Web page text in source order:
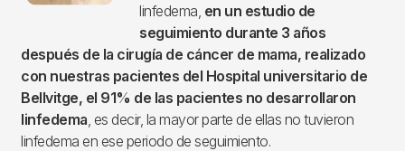
linfedema, en un estudio de
seguimiento durante 3 años
después de la cirugía de cáncer de mama, realizado
con nuestras pacientes del Hospital universitario de
Bellvitge, el 91% de las pacientes no desarrollaron
linfedema , es decir, la mayor parte de ellas no tuvieron
linfedema en ese periodo de seguimiento.